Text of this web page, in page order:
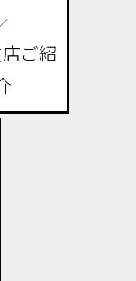
ご紹